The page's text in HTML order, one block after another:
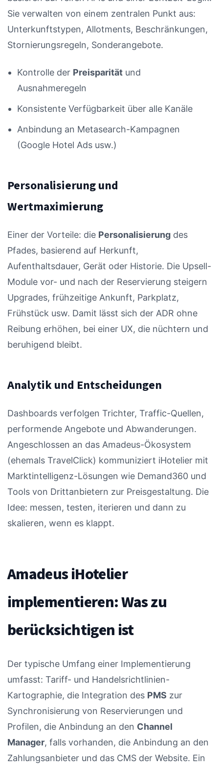
Sie verwalten von einem zentralen Punkt aus:
Unterkunftstypen, Allotments, Beschränkungen,
Stornierungsregeln, Sonderangebote.
Kontrolle der Preisparität und
Ausnahmeregeln
Konsistente Verfügbarkeit über alle Kanäle
Anbindung an Metasearch-Kampagnen
(Google Hotel Ads usw.)
Personalisierung und
Wertmaximierung
Einer der Vorteile: die Personalisierung des
Pfades, basierend auf Herkunft,
Aufenthaltsdauer, Gerät oder Historie. Die Upsell-
Module vor- und nach der Reservierung steigern
Upgrades, frühzeitige Ankunft, Parkplatz,
Frühstück usw. Damit lässt sich der ADR ohne
Reibung erhöhen, bei einer UX, die nüchtern und
beruhigend bleibt.
Analytik und Entscheidungen
Dashboards verfolgen Trichter, Traffic-Quellen,
performende Angebote und Abwanderungen.
Angeschlossen an das Amadeus-Ökosystem
(ehemals TravelClick) kommuniziert iHotelier mit
Marktintelligenz-Lösungen wie Demand360 und
Tools von Drittanbietern zur Preisgestaltung. Die
Idee: messen, testen, iterieren und dann zu
skalieren, wenn es klappt.
Amadeus iHotelier
implementieren: Was zu
berücksichtigen ist
Der typische Umfang einer Implementierung
umfasst: Tariff- und Handelsrichtlinien-
Kartographie, die Integration des PMS zur
Synchronisierung von Reservierungen und
Profilen, die Anbindung an den Channel
Manager, falls vorhanden, die Anbindung an den
Zahlungsanbieter und das CMS der Website. Ein